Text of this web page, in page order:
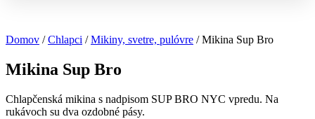
Domov /Chlapci /Mikiny, svetre, pulóvre / Mikina Sup Bro
Mikina Sup Bro
Chlapčenská mikina s nadpisom SUP BRO NYC vpredu. Na
rukávoch su dva ozdobné pásy.